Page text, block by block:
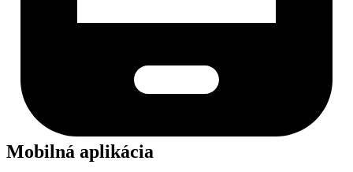
Mobilná aplikácia